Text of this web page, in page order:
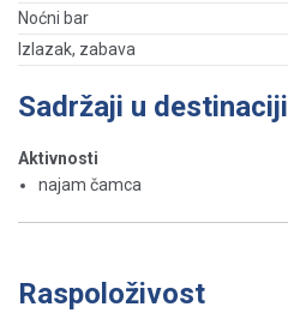
Noćni bar
Izlazak, zabava
Sadržaji u destinaciji
Aktivnosti
najam čamca
Raspoloživost